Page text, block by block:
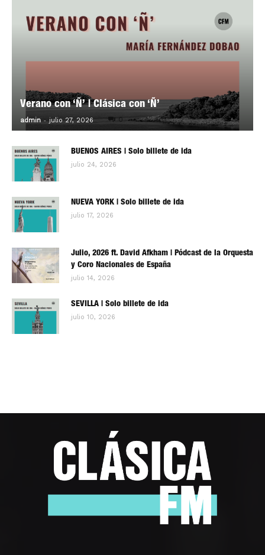
Verano con ‘Ñ’ | Clásica con ‘Ñ’
admin - julio 27, 2026 0
BUENOS AIRES | Solo billete de ida
julio 24, 2026
NUEVA YORK | Solo billete de ida
julio 17, 2026
Julio, 2026 ft. David Afkham | Pódcast de la Orquesta
y Coro Nacionales de España
julio 14, 2026
SEVILLA | Solo billete de ida
julio 10, 2026